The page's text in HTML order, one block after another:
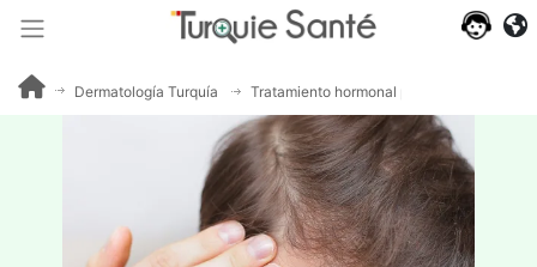
Dermatología Turquía Tratamiento hormonal para la caída del